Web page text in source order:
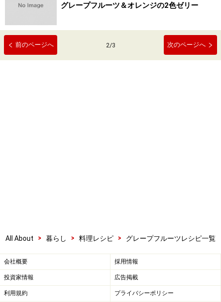
グレープフルーツ＆オレンジの2色ゼリー
前のページへ 2/3 次のページへ
All About > 暮らし > 料理レシピ > グレープフルーツレシピ一覧
会社概要 採用情報
投資家情報 広告掲載
利用規約 プライバシーポリシー